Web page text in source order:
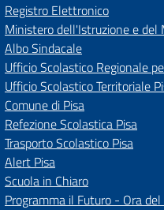
Registro Elettronico
Ministero dell'Istruzione e del
Albo Sindacale
Ufficio Scolastico Regionale
Ufficio Scolastico Territoriale
Comune di Pisa
Refezione Scolastica Pisa
Trasporto Scolastico Pisa
Alert Pisa
Scuola in Chiaro
Programma il Futuro - Ora del